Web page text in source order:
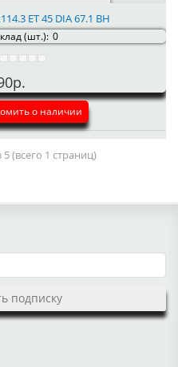
ET 45 DIA 67.1 BH
(шт.): 0
о наличии
(всего 1 страниц)
подписку